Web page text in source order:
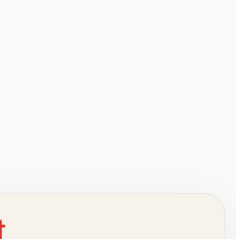
.   .   .   .   +   .   .